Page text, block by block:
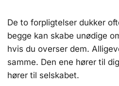
De to forpligtelser dukker
begge kan skabe unødige
hvis du overser dem.
samme. Den ene hører til
hører til selskabet.